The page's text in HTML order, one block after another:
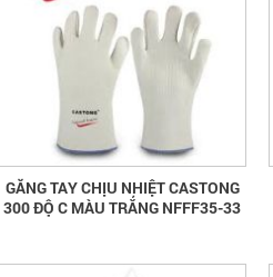
GĂNG TAY CHỊU NHIỆT CASTONG
300 ĐỘ C MÀU TRẮNG NFFF35-33